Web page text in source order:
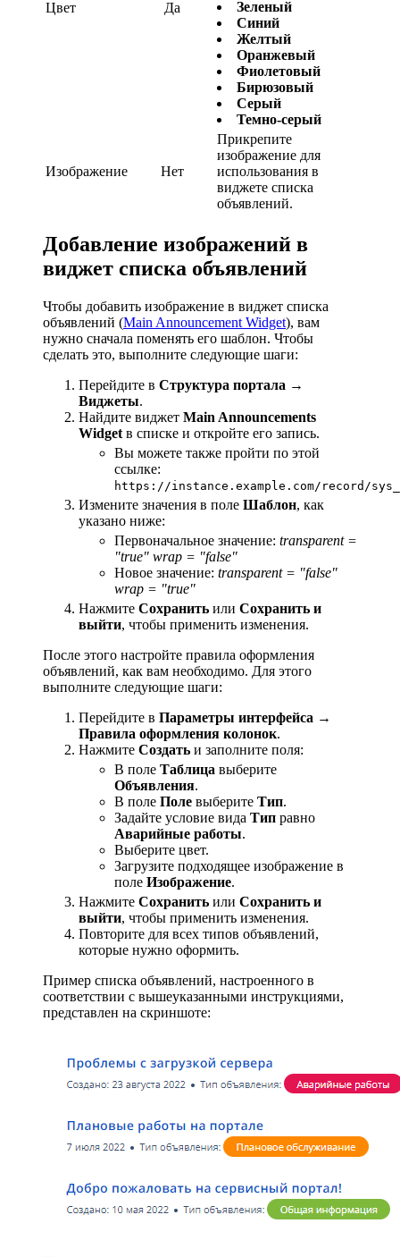
Цвет Да
Зеленый
Синий
Желтый
Оранжевый
Фиолетовый
Бирюзовый
Серый
Темно-серый
Изображение Нет
Прикрепите
изображение для
использования в
виджете списка
объявлений.
Добавление изображений в
виджет списка объявлений
Чтобы добавить изображение в виджет списка
объявлений (Main Announcement Widget), вам
нужно сначала поменять его шаблон. Чтобы
сделать это, выполните следующие шаги:
Перейдите в Структура портала →
Виджеты.
Найдите виджет Main Announcements
Widget в списке и откройте его запись.
Вы можете также пройти по этой
ссылке:
https://instance.example.com/record/
Измените значения в поле Шаблон, как
указано ниже:
Первоначальное значение: transparent =
"true" wrap = "false"
Новое значение: transparent = "false"
wrap = "true"
Нажмите Сохранить или Сохранить и
выйти, чтобы применить изменения.
После этого настройте правила оформления
объявлений, как вам необходимо. Для этого
выполните следующие шаги:
Перейдите в Параметры интерфейса →
Правила оформления колонок.
Нажмите Создать и заполните поля:
В поле Таблица выберите
Объявления.
В поле Поле выберите Тип.
Задайте условие вида Тип равно
Аварийные работы.
Выберите цвет.
Загрузите подходящее изображение в
поле Изображение.
Нажмите Сохранить или Сохранить и
выйти, чтобы применить изменения.
Повторите для всех типов объявлений,
которые нужно оформить.
Пример списка объявлений, настроенного в
соответствии с вышеуказанными инструкциями,
представлен на скриншоте: